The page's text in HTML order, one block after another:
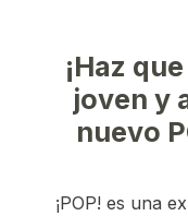
¡Haz
joven y
nuevo
¡POP! es una